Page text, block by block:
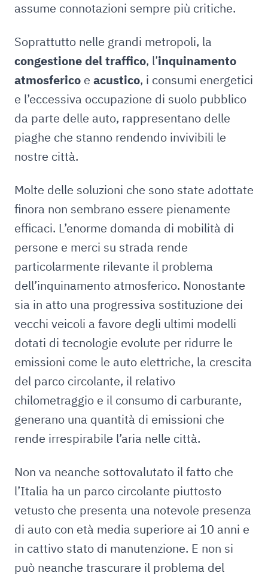
assume connotazioni sempre più critiche.
Soprattutto nelle grandi metropoli, la
congestione del traffico, l’inquinamento
atmosferico e acustico, i consumi energetici
e l’eccessiva occupazione di suolo pubblico
da parte delle auto, rappresentano delle
piaghe che stanno rendendo invivibili le
nostre città.
Molte delle soluzioni che sono state adottate
finora non sembrano essere pienamente
efficaci. L’enorme domanda di mobilità di
persone e merci su strada rende
particolarmente rilevante il problema
dell’inquinamento atmosferico. Nonostante
sia in atto una progressiva sostituzione dei
vecchi veicoli a favore degli ultimi modelli
dotati di tecnologie evolute per ridurre le
emissioni come le auto elettriche, la crescita
del parco circolante, il relativo
chilometraggio e il consumo di carburante,
generano una quantità di emissioni che
rende irrespirabile l’aria nelle città.
Non va neanche sottovalutato il fatto che
l’Italia ha un parco circolante piuttosto
vetusto che presenta una notevole presenza
di auto con età media superiore ai 10 anni e
in cattivo stato di manutenzione. E non si
può neanche trascurare il problema del